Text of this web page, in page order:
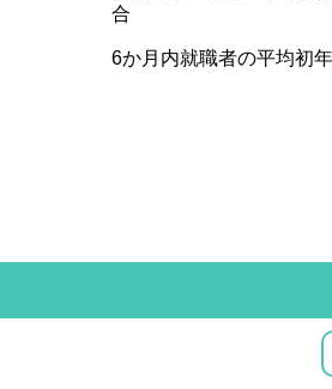
合
6か月内就職者の平均初